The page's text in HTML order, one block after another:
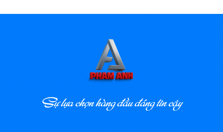
Sự lựa chọn hàng đầu đáng tin cậy